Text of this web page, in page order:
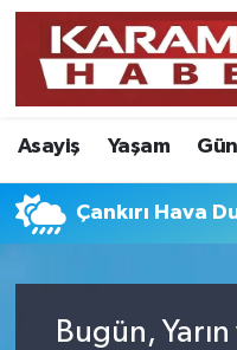
Asayiş Yaşam
Çankırı Hava
Bugün,
Asayiş
Bilim - Teknoloji
Eğitim
Foto Galeri
Nöbetçi
Hava Durumu
Karaman Namaz
Süper Lig Puan